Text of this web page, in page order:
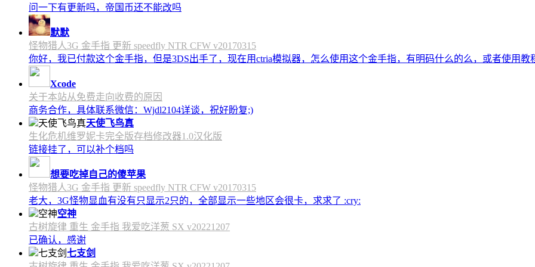
问一下有更新吗，帝国币还不能改吗
默默
怪物猎人3G 金手指 更新 speedfly NTR CFW v20170315
你好，我已付款这个金手指，但是3DS出手了，现在用ctria模拟器，怎么使用这个金手指，有明码什么的么，或者使用教
Xcode
关于本站从免费走向收费的原因
商务合作，具体联系微信：Wjdl2104详谈，祝好盼复;)
天使飞鸟真
生化危机维罗妮卡完全版存档修改器1.0汉化版
链接挂了，可以补个档吗
想要吃掉自己的傻苹果
怪物猎人3G 金手指 更新 speedfly NTR CFW v20170315
老大，3G怪物显血有没有只显示2只的，全部显示一些地区会很卡，求求了 :cry:
空神
古树旋律 重生 金手指 我爱吃洋葱 SX v20221207
已确认，感谢
七支剑